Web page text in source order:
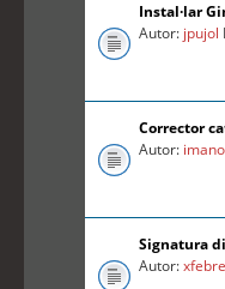
Instal·lar
Autor: jpujol
Corrector
Autor:
Signatura
Autor: